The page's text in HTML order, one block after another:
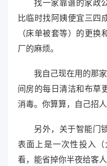
找一家靠谱的家政
比临时找阿姨便宜三四
（床单被套等）的更
厂的麻烦。
我自己现在用的那
间房的每日清洁和布草
消毒。你算算，自己招人
另外，关于智能门
表面上是一次性投入
看，能省掉你半夜给客人